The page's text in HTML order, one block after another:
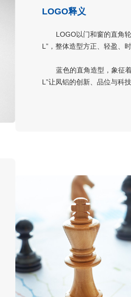
LOGO释义
LOGO以门和窗的直角轮
L”，整体造型方正、轻盈、时
蓝色的直角造型，象征着
L”让凤铝的创新、品位与科